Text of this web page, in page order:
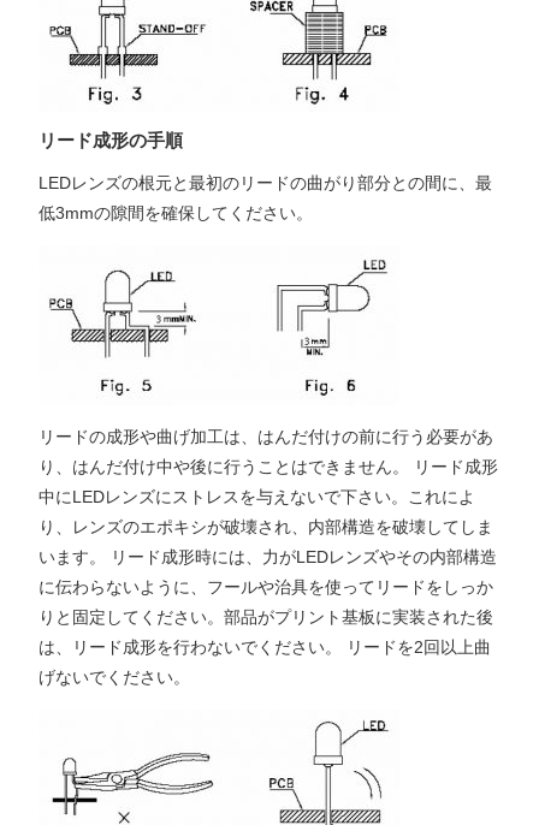
リード成形の手順
LEDレンズの根元と最初のリードの曲がり部分との間に、最
低3mmの隙間を確保してください。
リードの成形や曲げ加工は、はんだ付けの前に行う必要があ
り、はんだ付け中や後に行うことはできません。 リード成形
中にLEDレンズにストレスを与えないで下さい。これによ
り、レンズのエポキシが破壊され、内部構造を破壊してしま
います。 リード成形時には、力がLEDレンズやその内部構造
に伝わらないように、フールや治具を使ってリードをしっか
りと固定してください。部品がプリント基板に実装された後
は、リード成形を行わないでください。 リードを2回以上曲
げないでください。